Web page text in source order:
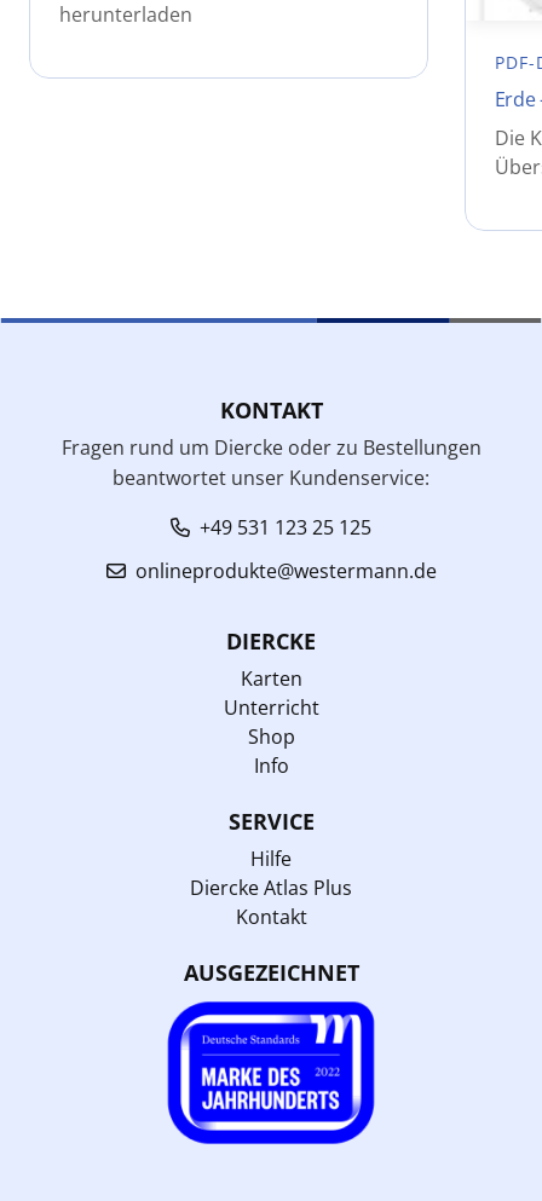
herunterladen
PDF-
Die
KONTAKT
Fragen rund um Diercke oder zu Bestellungen
beantwortet unser Kundenservice:
+49 531 123 25 125
onlineprodukte@westermann.de
DIERCKE
Karten
Unterricht
Shop
Info
SERVICE
Hilfe
Diercke Atlas Plus
Kontakt
AUSGEZEICHNET